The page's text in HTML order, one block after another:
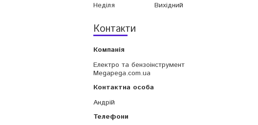
Неділя
Вихідний
Контакти
Електро та бензоінструмент
Megapega.com.ua
Андрій